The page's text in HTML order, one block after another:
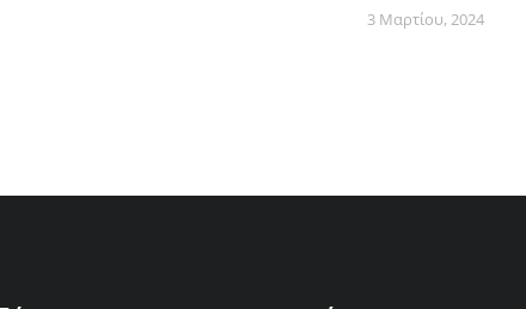
3 Μαρτίου, 2024